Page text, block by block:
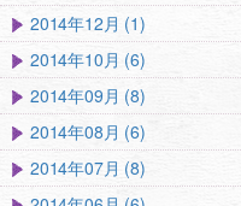
2014年12月 (1)
2014年10月 (6)
2014年09月 (8)
2014年08月 (6)
2014年07月 (8)